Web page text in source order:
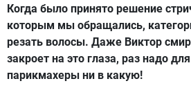
Когда было принято решение
которым мы обращались,
резать волосы. Даже Виктор
закроет на это глаза, раз надо
парикмахеры ни в какую!